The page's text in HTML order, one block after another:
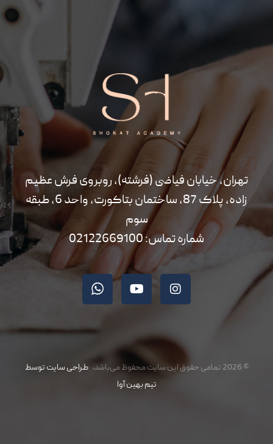
تهران، خیابان فیاضی (فرشته)، روبروی فرش عظیم
زاده، پلاک 87، ساختمان بتاکورت، واحد 6، طبقه
سوم
شماره تماس: 02122669100
© 2026 تمامی حقوق این سایت محفوظ می‌باشد.
طراحی سایت توسط
تیم بهین آوا